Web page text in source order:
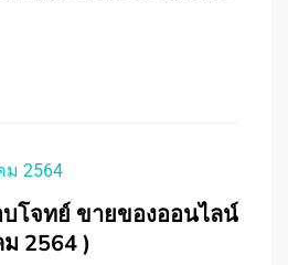
โจทย์ ขายของออนไลน์
2564 )